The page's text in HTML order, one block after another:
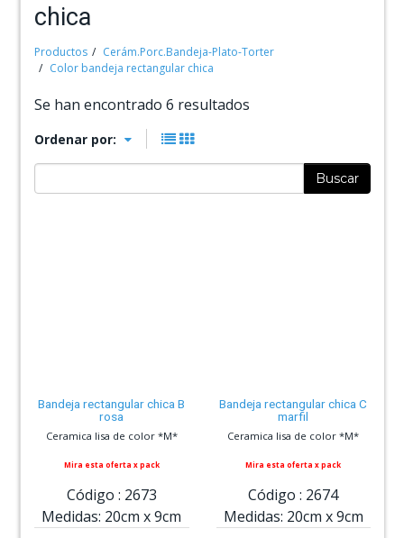
chica
Productos
Cerám.Porc.Bandeja-Plato-Torter
Color bandeja rectangular chica
Se han encontrado 6 resultados
Ordenar por:
Buscar
Bandeja rectangular chica B
rosa
Ceramica lisa de color *M*
Mira esta oferta x pack
Código : 2673
Medidas: 20cm x9cm
Bandeja rectangular chica C
marfil
Ceramica lisa de color *M*
Mira esta oferta x pack
Código : 2674
Medidas: 20cm x9cm